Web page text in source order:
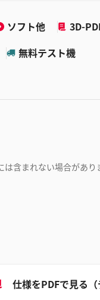
ソフト他
3D-
無料テスト機
含まれない場合があり
仕様をPDFで見る（